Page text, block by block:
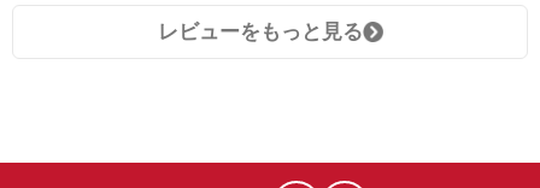
レビューをもっと見る